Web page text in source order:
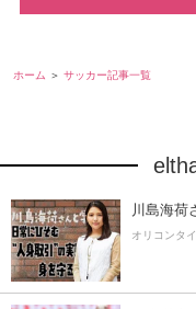
ホーム サッカー記事一覧
川島海荷
オリコンタ